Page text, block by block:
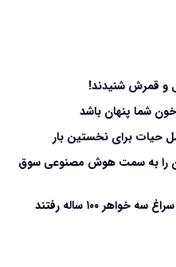
و قمرش شنیدند!
شما پنهان باشد
حیات برای نخستین بار
را به سمت هوش مصنوعی سوق
۱۰۰ ساله رفتند